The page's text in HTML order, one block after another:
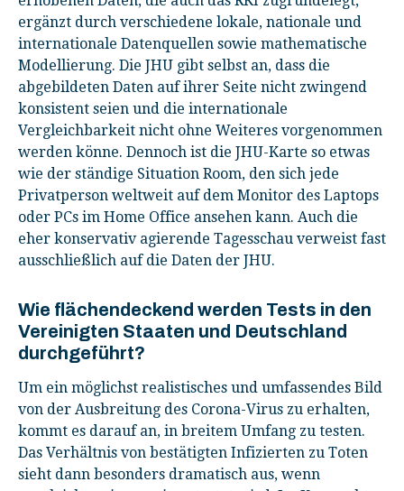
ergänzt durch verschiedene lokale, nationale und
internationale Datenquellen sowie mathematische
Modellierung. Die JHU gibt selbst an, dass die
abgebildeten Daten auf ihrer Seite nicht zwingend
konsistent seien und die internationale
Vergleichbarkeit nicht ohne Weiteres vorgenommen
werden könne. Dennoch ist die JHU-Karte so etwas
wie der ständige Situation Room, den sich jede
Privatperson weltweit auf dem Monitor des Laptops
oder PCs im Home Office ansehen kann. Auch die
eher konservativ agierende Tagesschau verweist fast
ausschließlich auf die Daten der JHU.
Wie flächendeckend werden Tests in den
Vereinigten Staaten und Deutschland
durchgeführt?
Um ein möglichst realistisches und umfassendes Bild
von der Ausbreitung des Corona-Virus zu erhalten,
kommt es darauf an, in breitem Umfang zu testen.
Das Verhältnis von bestätigten Infizierten zu Toten
sieht dann besonders dramatisch aus, wenn